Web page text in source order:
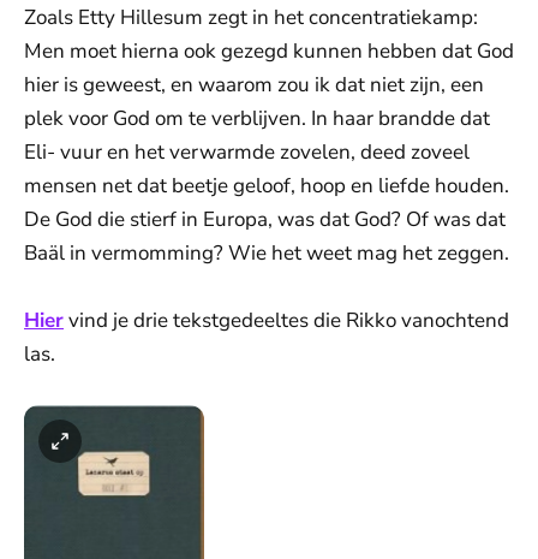
Zoals Etty Hillesum zegt in het concentratiekamp:
Men moet hierna ook gezegd kunnen hebben dat God
hier is geweest, en waarom zou ik dat niet zijn, een
plek voor God om te verblijven. In haar brandde dat
Eli- vuur en het verwarmde zovelen, deed zoveel
mensen net dat beetje geloof, hoop en liefde houden.
De God die stierf in Europa, was dat God? Of was dat
Baäl in vermomming? Wie het weet mag het zeggen.
Hiervind je drie tekstgedeeltes die Rikko vanochtend
las.